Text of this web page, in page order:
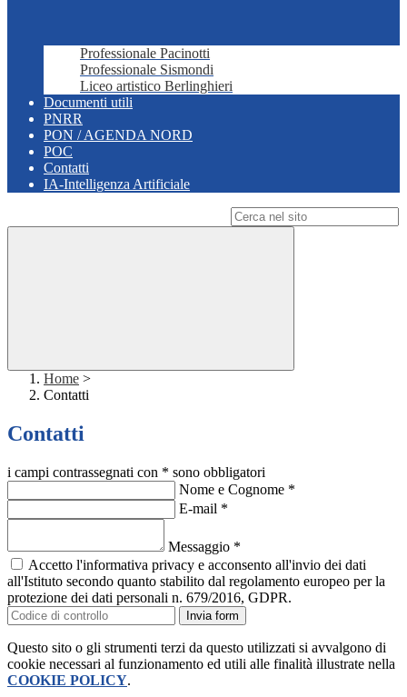
Professionale Pacinotti
Professionale Sismondi
Liceo artistico Berlinghieri
Documenti utili
PNRR
PON / AGENDA NORD
POC
Contatti
IA-Intelligenza Artificiale
Home >
Contatti
Contatti
i campi contrassegnati con * sono obbligatori
Nome e Cognome *
E-mail *
Messaggio *
Accetto l'informativa privacy e acconsento all'invio dei dati
all'Istituto secondo quanto stabilito dal regolamento europeo per la
protezione dei dati personali n. 679/2016, GDPR.
Invia form
Questo sito o gli strumenti terzi da questo utilizzati si avvalgono di
cookie necessari al funzionamento ed utili alle finalità illustrate nella
COOKIE POLICY.